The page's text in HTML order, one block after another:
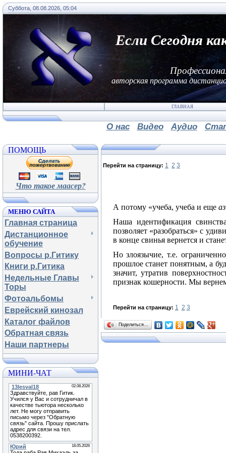
Суббота, 08.08.2026, 05:04
Если Сегодня
авторская программа
ГЛАВНАЯ
О нас Видео Аудио
ПОМОЩЬ
Что такое маасер?
МЕНЮ САЙТА
Главная страница
Дистанционное
обучение
Вопросы р.Гитику
Книги р.Гитика
Недельные Главы
Торы
Фотоальбомы
Еврейский кинозал
Каталог файлов
Обратная связь
Наши партнеры
МИНИ-ЧАТ
Перейти на страницу: 1 2 3
А потому «учеба, учеба и еще аз
Наша идентификация
позволяет «разобраться» с
в конце свинья вернется и
Но злоязычие, т.е.
прошлое станет понятным, а
значит, утратив
признак кошерности. Мы
Перейти на страницу: 1 2 3
Поделиться…